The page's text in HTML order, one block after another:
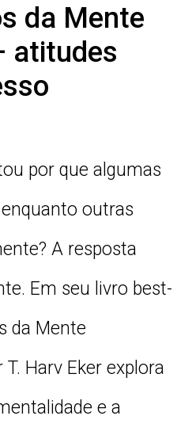
da Mente
atitudes
por que algumas
outras
A resposta
Em seu livro best-
da Mente
T. Harv Eker explora
e a